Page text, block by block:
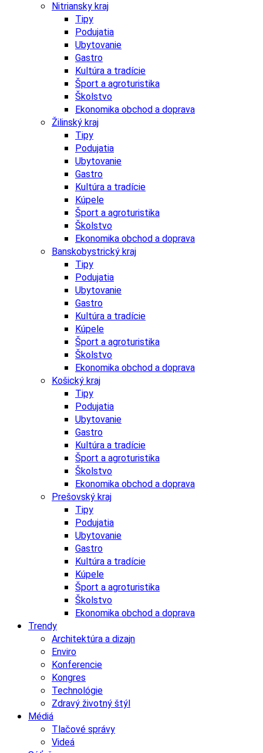
Nitriansky kraj
Tipy
Podujatia
Ubytovanie
Gastro
Kultúra a tradície
Šport a agroturistika
Školstvo
Ekonomika obchod a doprava
Žilinský kraj
Tipy
Podujatia
Ubytovanie
Gastro
Kultúra a tradície
Kúpele
Šport a agroturistika
Školstvo
Ekonomika obchod a doprava
Banskobystrický kraj
Tipy
Podujatia
Ubytovanie
Gastro
Kultúra a tradície
Kúpele
Šport a agroturistika
Školstvo
Ekonomika obchod a doprava
Košický kraj
Tipy
Podujatia
Ubytovanie
Gastro
Kultúra a tradície
Šport a agroturistika
Školstvo
Ekonomika obchod a doprava
Prešovský kraj
Tipy
Podujatia
Ubytovanie
Gastro
Kultúra a tradície
Kúpele
Šport a agroturistika
Školstvo
Ekonomika obchod a doprava
Trendy
Architektúra a dizajn
Enviro
Konferencie
Kongres
Technológie
Zdravý životný štýl
Médiá
Tlačové správy
Videá